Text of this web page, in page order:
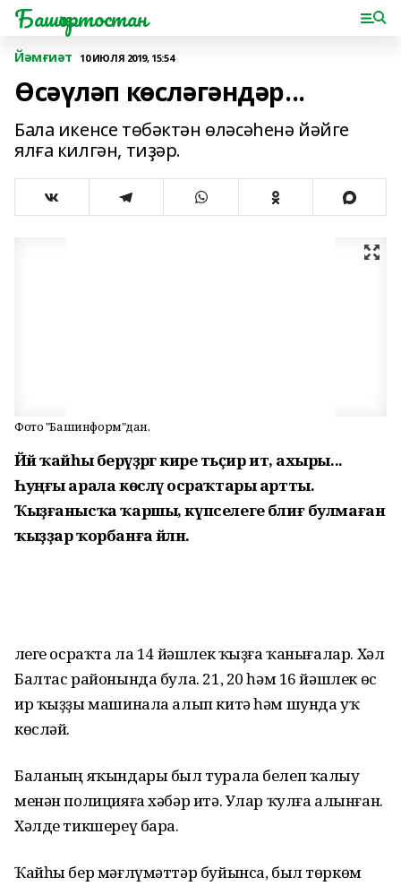
Башҡортостан
Йәмғиәт 10 ИЮЛЯ 2019, 15:54
Өсәүләп көсләгәндәр...
Бала икенсе төбәктән өләсәһенә йәйге
ялға килгән, тиҙәр.
Фото "Башинформ"дан.
Йәй ҡайһы берәүҙәргә кире тәьҫир итә, ахыры...
Һуңғы арала көсләү осраҡтары артты.
Ҡыҙғанысҡа ҡаршы, күпселеге бәлиғ булмаған
ҡыҙҙар ҡорбанға әйләнә.
Әлеге осраҡта ла 14 йәшлек ҡыҙға ҡанығалар. Хәл
Балтас районында була. 21, 20 һәм 16 йәшлек өс
ир ҡыҙҙы машинала алып китә һәм шунда уҡ
көсләй.
Баланың яҡындары был турала белеп ҡалыу
менән полицияға хәбәр итә. Улар ҡулға алынған.
Хәлде тикшереү бара.
Ҡайһы бер мәғлүмәттәр буйынса, был төркөм